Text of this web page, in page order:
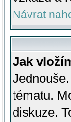
Návrat
Jak
tématu.
diskuze.